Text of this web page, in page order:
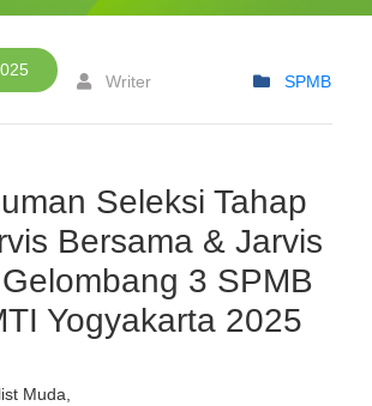
Writer SPMB
Seleksi Tahap
Bersama & Jarvis
3 SPMB
Yogyakarta 2025
Muda,